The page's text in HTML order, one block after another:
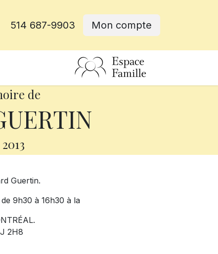
514 687-9903 Mon compte
de
2013
Guertin.
9h30 à 16h30 à la
2H8